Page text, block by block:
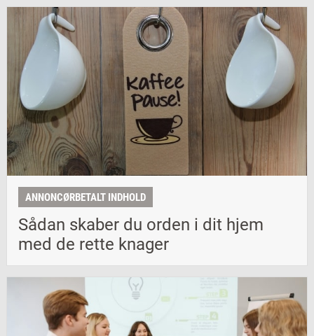
ANNONCØRBETALT INDHOLD
Sådan skaber du orden i dit hjem
med de rette knager